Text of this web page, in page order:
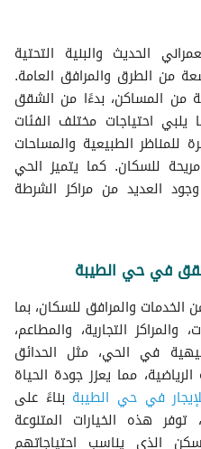
الحديث والبنية التحتية
من الطرق والمرافق العامة.
من المساكن، بدءًا من الشقق
يلبي احتياجات مختلف الفئات
للمناظر الطبيعية والمساحات
للسكان. كما يتميز الحي
العديد من مراكز الشرطة
في حي الطيبة
والمرافق للسكان، بما
التجارية، والمطاعم،
في الحي، مثل الحدائق
مما يعزز جودة الحياة
في حي الطيبة بناءً على
هذه الخيارات المتنوعة
الذي يناسب احتياجاتهم